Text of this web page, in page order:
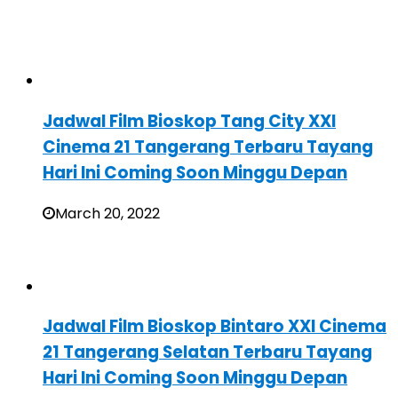
Jadwal Film Bioskop Tang City XXI
Cinema 21 Tangerang Terbaru Tayang
Hari Ini Coming Soon Minggu Depan
March 20, 2022
Jadwal Film Bioskop Bintaro XXI Cinema
21 Tangerang Selatan Terbaru Tayang
Hari Ini Coming Soon Minggu Depan